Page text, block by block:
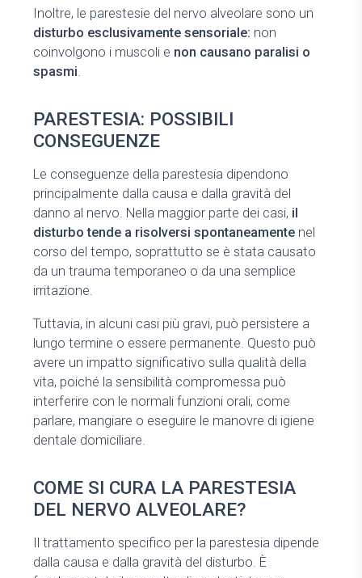
Inoltre, le parestesie del nervo alveolare sono un
disturbo esclusivamente sensoriale: non
coinvolgono i muscoli e non causano paralisi o
spasmi.
PARESTESIA: POSSIBILI
CONSEGUENZE
Le conseguenze della parestesia dipendono
principalmente dalla causa e dalla gravità del
danno al nervo. Nella maggior parte dei casi, il
disturbo tende a risolversi spontaneamentenel
corso del tempo, soprattutto se è stata causato
da un trauma temporaneo o da una semplice
irritazione.
Tuttavia, in alcuni casi più gravi, può persistere a
lungo termine o essere permanente. Questo può
avere un impatto significativo sulla qualità della
vita, poiché la sensibilità compromessa può
interferire con le normali funzioni orali, come
parlare, mangiare o eseguire le manovre di igiene
dentale domiciliare.
COME SI CURA LA PARESTESIA
DEL NERVO ALVEOLARE?
Il trattamento specifico per la parestesia dipende
dalla causa e dalla gravità del disturbo. È